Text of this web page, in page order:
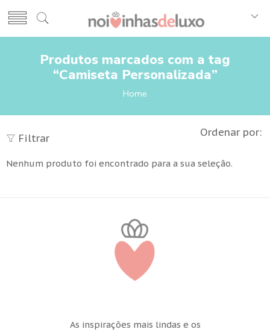
Produtos marcados com a tag
“Camiseta Personalizada”
Home
Filtrar Ordenar por:
Nenhum produto foi encontrado para a sua seleção.
As inspirações mais lindas e os